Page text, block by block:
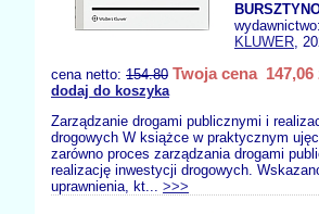
KLUWER,
cena netto: 154.80 Twoja cena 147,06
dodaj do koszyka
Zarządzanie drogami publicznymi i
drogowych W książce w praktycznym
zarówno proces zarządzania drogami
realizację inwestycji drogowych.
uprawnienia, kt... >>>